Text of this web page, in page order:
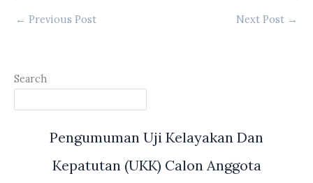
← Previous Post Next Post →
Search
Pengumuman Uji Kelayakan Dan
Kepatutan (UKK) Calon Anggota